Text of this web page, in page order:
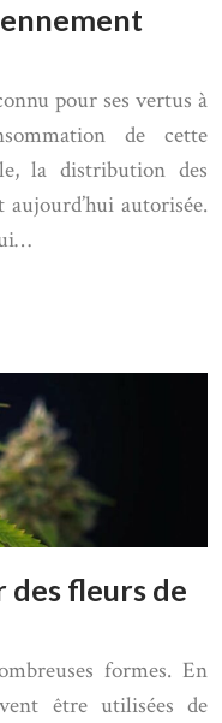
pour ses vertus à
de cette
la distribution des
autorisée.
fleurs de
formes. En
être utilisées de